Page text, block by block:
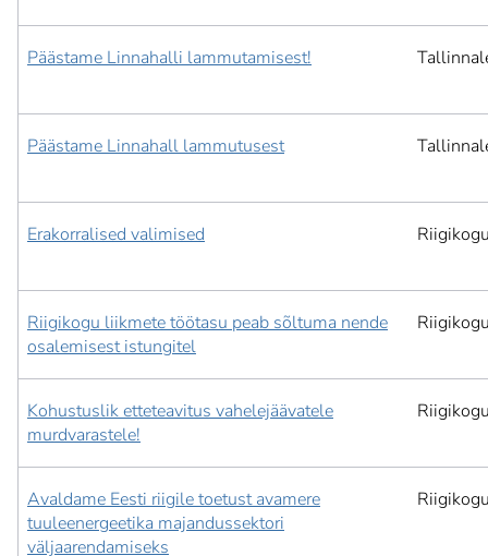
Päästame Linnahalli lammutamisest!
Päästame Linnahall lammutusest
Erakorralised valimised
Riigikogu liikmete töötasu peab sõltuma nende
osalemisest istungitel
Kohustuslik etteteavitus vahelejäävatele
murdvarastele!
Avaldame Eesti riigile toetust avamere
tuuleenergeetika majandussektori
väljaarendamiseks